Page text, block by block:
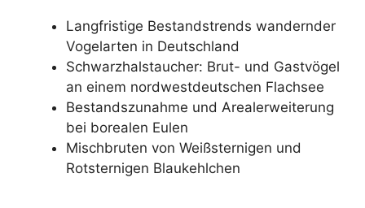
Langfristige Bestandstrends wandernder
Vogelarten in Deutschland
Schwarzhalstaucher: Brut- und Gastvögel
an einem nordwestdeutschen Flachsee
Bestandszunahme und Arealerweiterung
bei borealen Eulen
Mischbruten von Weißsternigen und
Rotsternigen Blaukehlchen